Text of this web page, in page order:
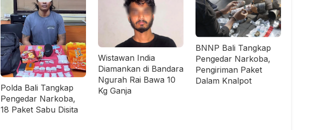
Polda Bali Tangkap
Pengedar Narkoba,
18 Paket Sabu Disita
Wistawan India
Diamankan di Bandara
Ngurah Rai Bawa 10
Kg Ganja
BNNP Bali Tangkap
Pengedar Narkoba,
Pengiriman Paket
Dalam Knalpot